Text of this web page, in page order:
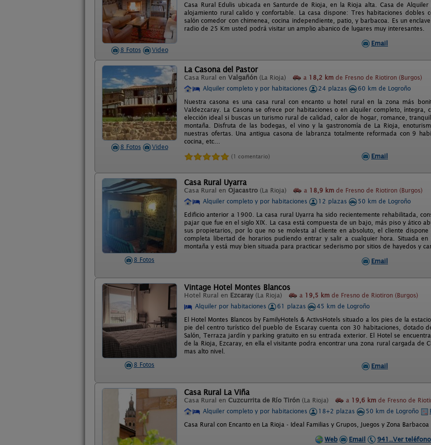
8 Fotos Video
Casa Rural Edulis ubicada en Santurde de Rioja, en la Rioja alta. Casa de
alojamiento rural calido y confortable. La casa dispone: Tres habitaciones dobles
salón comedor con chimenea, cocina independiente, patio, y barbacoa. Es un
radio de 25 Km usted podrá visitar un amplio abanico de lugares muy interesantes.
Email
8 Fotos Video
La Casona del Pastor
Casa Rural en Valgañón (La Rioja) a 18,2 km de Fresno de Riotiron (Burgos)
Alquiler completo y por habitaciones
24 plazas
60 km de Logroño
Nuestra casona es una casa rural con encanto u hotel rural en la zona más
Valdezcaray. La Casona se ofrece por habitaciones o en alquiler completo,
elección ideal si buscas un turismo rural de calidad, calor de hogar, romance,
montaña. Disfruta de las bodegas, el vino y la gastronomía de La Rioja,
nuestras ofertas. Una antigua casona de labranza totalmente reformada con 9
cocina, etc...
(1 comentario) Email
8 Fotos
Casa Rural Uyarra
Casa Rural en Ojacastro (La Rioja) a 18,9 km de Fresno de Riotiron (Burgos)
Alquiler completo y por habitaciones
12 plazas
50 km de Logroño
Edificio anterior a 1900. La casa rural Uyarra ha sido recientemente rehabilitada,
pajar que fue en el siglo XIX. La casa está compuesta de un bajo, más piso y ático
sus propietarios, por lo que no se molesta al cliente en absoluto, el cliente
completa libertad de horarios pudiendo entrar y salir a cualquier hora. Situada
montaña y está muy bien situada para practicar sederismo por sitios de hayedos y
Email
8 Fotos
Vintage Hotel Montes Blancos
Hotel Rural en Ezcaray (La Rioja) a 19,5 km de Fresno de Riotiron (Burgos)
Alquiler por habitaciones
61 plazas
45 km de Logroño
El Hotel Montes Blancos by FamilyHotels & ActivsHotels situado a los pies de la
pie del centro turístico del pueblo de Escaray cuenta con 30 habitaciones, dotado
Salón, Terraza jardín y parking gratuito en su entrada exterior. El Hotel se
de la Rioja, Ezcaray, en ella el visitante podra encontrar una zona rural cargada de
mas alto nivel.
Email
Casa Rural La Viña
Casa Rural en Cuzcurrita de Río Tirón (La Rioja) a 19,6 km de Fresno de
Alquiler completo y por habitaciones
18+2 plazas 50 km de Logroño
Casa Rural con Encanto en La Rioja - Ideal Familias y Grupos, Juegos y Zona Barbacoa
Web
Email 941..Ver